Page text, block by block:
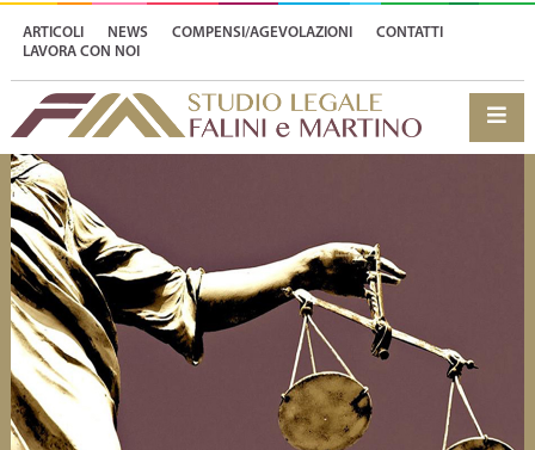
ARTICOLI NEWS COMPENSI/AGEVOLAZIONI
CONTATTI
LAVORA CON NOI